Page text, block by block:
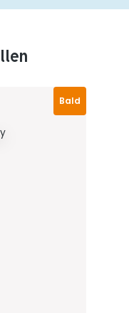
Bald